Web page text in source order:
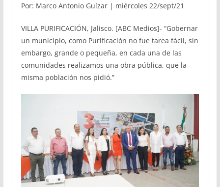
Por: Marco Antonio Guízar | miércoles 22/sept/21
VILLA PURIFICACIÓN, Jalisco. [ABC Medios]- “Gobernar
un municipio, como Purificación no fue tarea fácil, sin
embargo, grande o pequeña, en cada una de las
comunidades realizamos una obra pública, que la
misma población nos pidió.”